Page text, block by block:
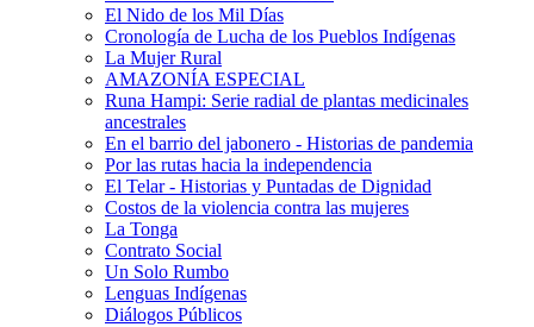
El Nido de los Mil Días
Cronología de Lucha de los Pueblos Indígenas
La Mujer Rural
AMAZONÍA ESPECIAL
Runa Hampi: Serie radial de plantas medicinales
ancestrales
En el barrio del jabonero - Historias de pandemia
Por las rutas hacia la independencia
El Telar - Historias y Puntadas de Dignidad
Costos de la violencia contra las mujeres
La Tonga
Contrato Social
Un Solo Rumbo
Lenguas Indígenas
Diálogos Públicos